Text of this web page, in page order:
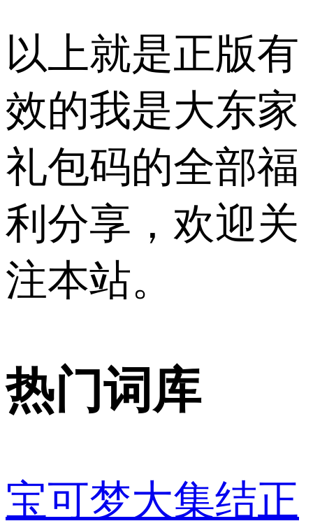
以上就是正版有
效的我是大东家
礼包码的全部福
利分享，欢迎关
注本站。
热门词库
宝可梦大集结正